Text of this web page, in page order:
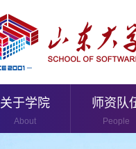
关于学院
About
师资队
People